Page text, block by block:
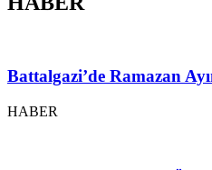
Battalgazi’de Ramazan
HABER